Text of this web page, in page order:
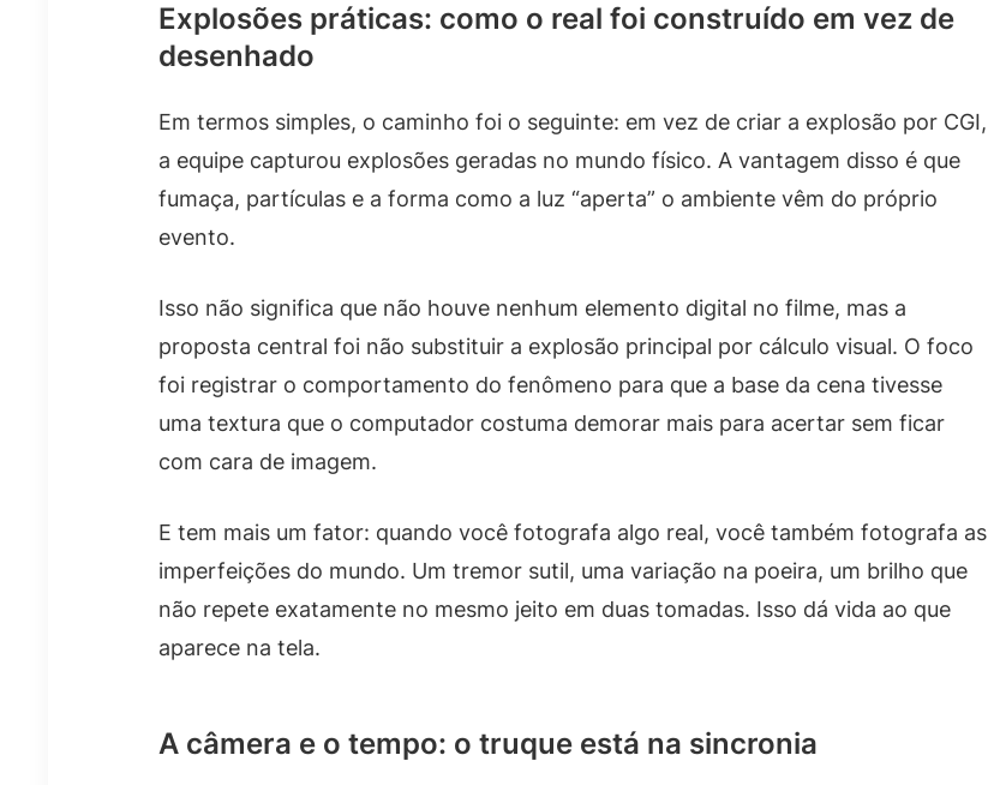
Explosões práticas: como o real foi construído em vez de
desenhado
Em termos simples, o caminho foi o seguinte: em vez de criar a explosão por CGI,
a equipe capturou explosões geradas no mundo físico. A vantagem disso é que
fumaça, partículas e a forma como a luz “aperta” o ambiente vêm do próprio
evento.
Isso não significa que não houve nenhum elemento digital no filme, mas a
proposta central foi não substituir a explosão principal por cálculo visual. O foco
foi registrar o comportamento do fenômeno para que a base da cena tivesse
uma textura que o computador costuma demorar mais para acertar sem ficar
com cara de imagem.
E tem mais um fator: quando você fotografa algo real, você também fotografa as
imperfeições do mundo. Um tremor sutil, uma variação na poeira, um brilho que
não repete exatamente no mesmo jeito em duas tomadas. Isso dá vida ao que
aparece na tela.
A câmera e o tempo: o truque está na sincronia